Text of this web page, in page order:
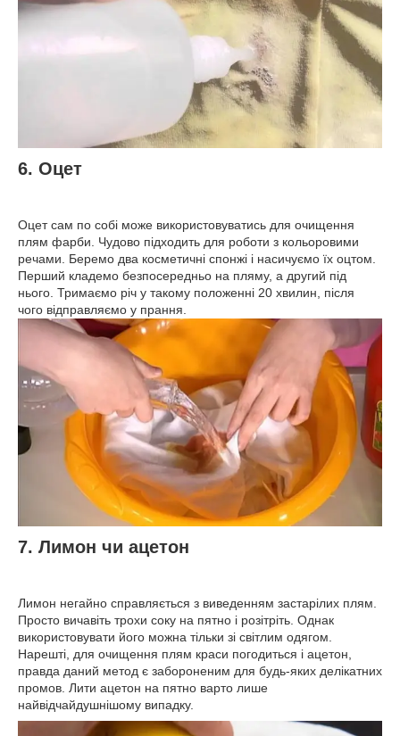
6. Оцет
Оцет сам по собі може використовуватись для очищення
плям фарби. Чудово підходить для роботи з кольоровими
речами. Беремо два косметичні спонжі і насичуємо їх оцтом.
Перший кладемо безпосередньо на пляму, а другий під
нього. Тримаємо річ у такому положенні 20 хвилин, після
чого відправляємо у прання.
7. Лимон чи ацетон
Лимон негайно справляється з виведенням застарілих плям.
Просто вичавіть трохи соку на пятно і розітріть. Однак
використовувати його можна тільки зі світлим одягом.
Нарешті, для очищення плям краси погодиться і ацетон,
правда даний метод є забороненим для будь-яких делікатних
промов. Лити ацетон на пятно варто лише
найвідчайдушнішому випадку.